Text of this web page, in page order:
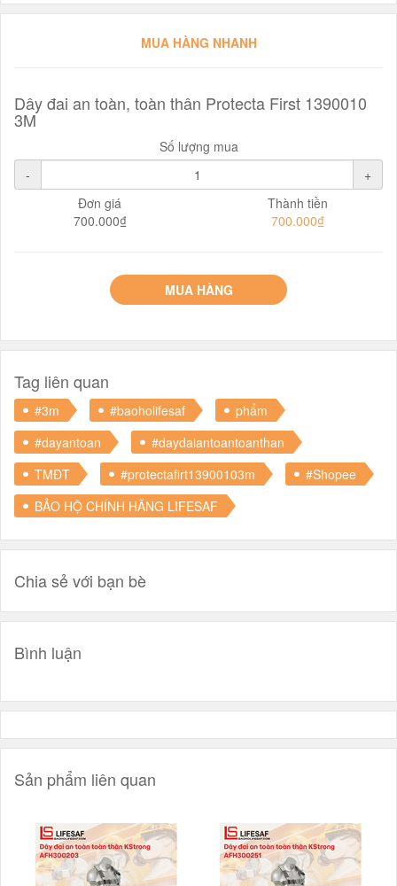
MUA HÀNG NHANH
Dây đai an toàn, toàn thân Protecta First 1390010
3M
Số lượng mua
-
+
Đơn giá
700.000₫
Thành tiền
700.000₫
MUA HÀNG
Tag liên quan
#3m #baoholifesaf
phẩm
#dayantoan
#daydaiantoantoanthan
TMĐT
#protectafirt13900103m
#Shopee
BẢO HỘ CHÍNH HÃNG LIFESAF
Chia sẻ với bạn bè
Bình luận
Sản phẩm liên quan